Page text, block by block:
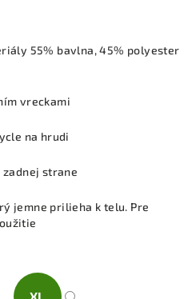
55% bavlna, 45% polyester
vreckami
na hrudi
zadnej strane
jemne prilieha k telu. Pre